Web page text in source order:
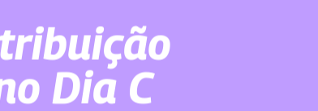
Dia C